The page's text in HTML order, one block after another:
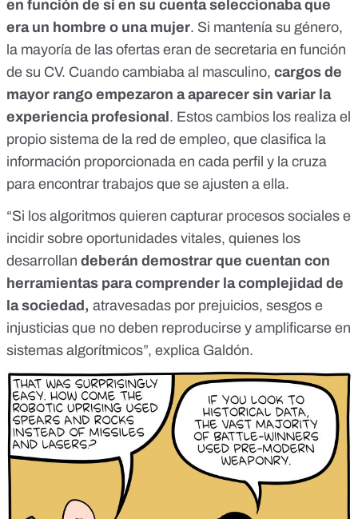
en función de si en su cuenta seleccionaba que
era un hombre o una mujer. Si mantenía su género,
la mayoría de las ofertas eran de secretaria en función
de su CV. Cuando cambiaba al masculino, cargos de
mayor rango empezaron a aparecer sin variar la
experiencia profesional . Estos cambios los realiza el
propio sistema de la red de empleo, que clasifica la
información proporcionada en cada perfil y la cruza
para encontrar trabajos que se ajusten a ella.
“Si los algoritmos quieren capturar procesos sociales e
incidir sobre oportunidades vitales, quienes los
desarrollan deberán demostrar que cuentan con
herramientas para comprender la complejidad de
la sociedad, atravesadas por prejuicios, sesgos e
injusticias que no deben reproducirse y amplificarse en
sistemas algorítmicos”, explica Galdón.